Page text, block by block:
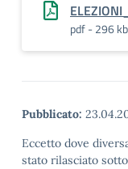
pdf - 296 kb
Pubblicato:
Eccetto dove
stato rilasciato